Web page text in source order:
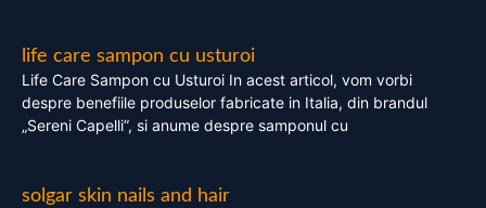
life care sampon cu usturoi
Life Care Sampon cu Usturoi In acest articol, vom vorbi
despre benefiile produselor fabricate in Italia, din brandul
„Sereni Capelli”, si anume despre samponul cu
solgar skin nails and hair